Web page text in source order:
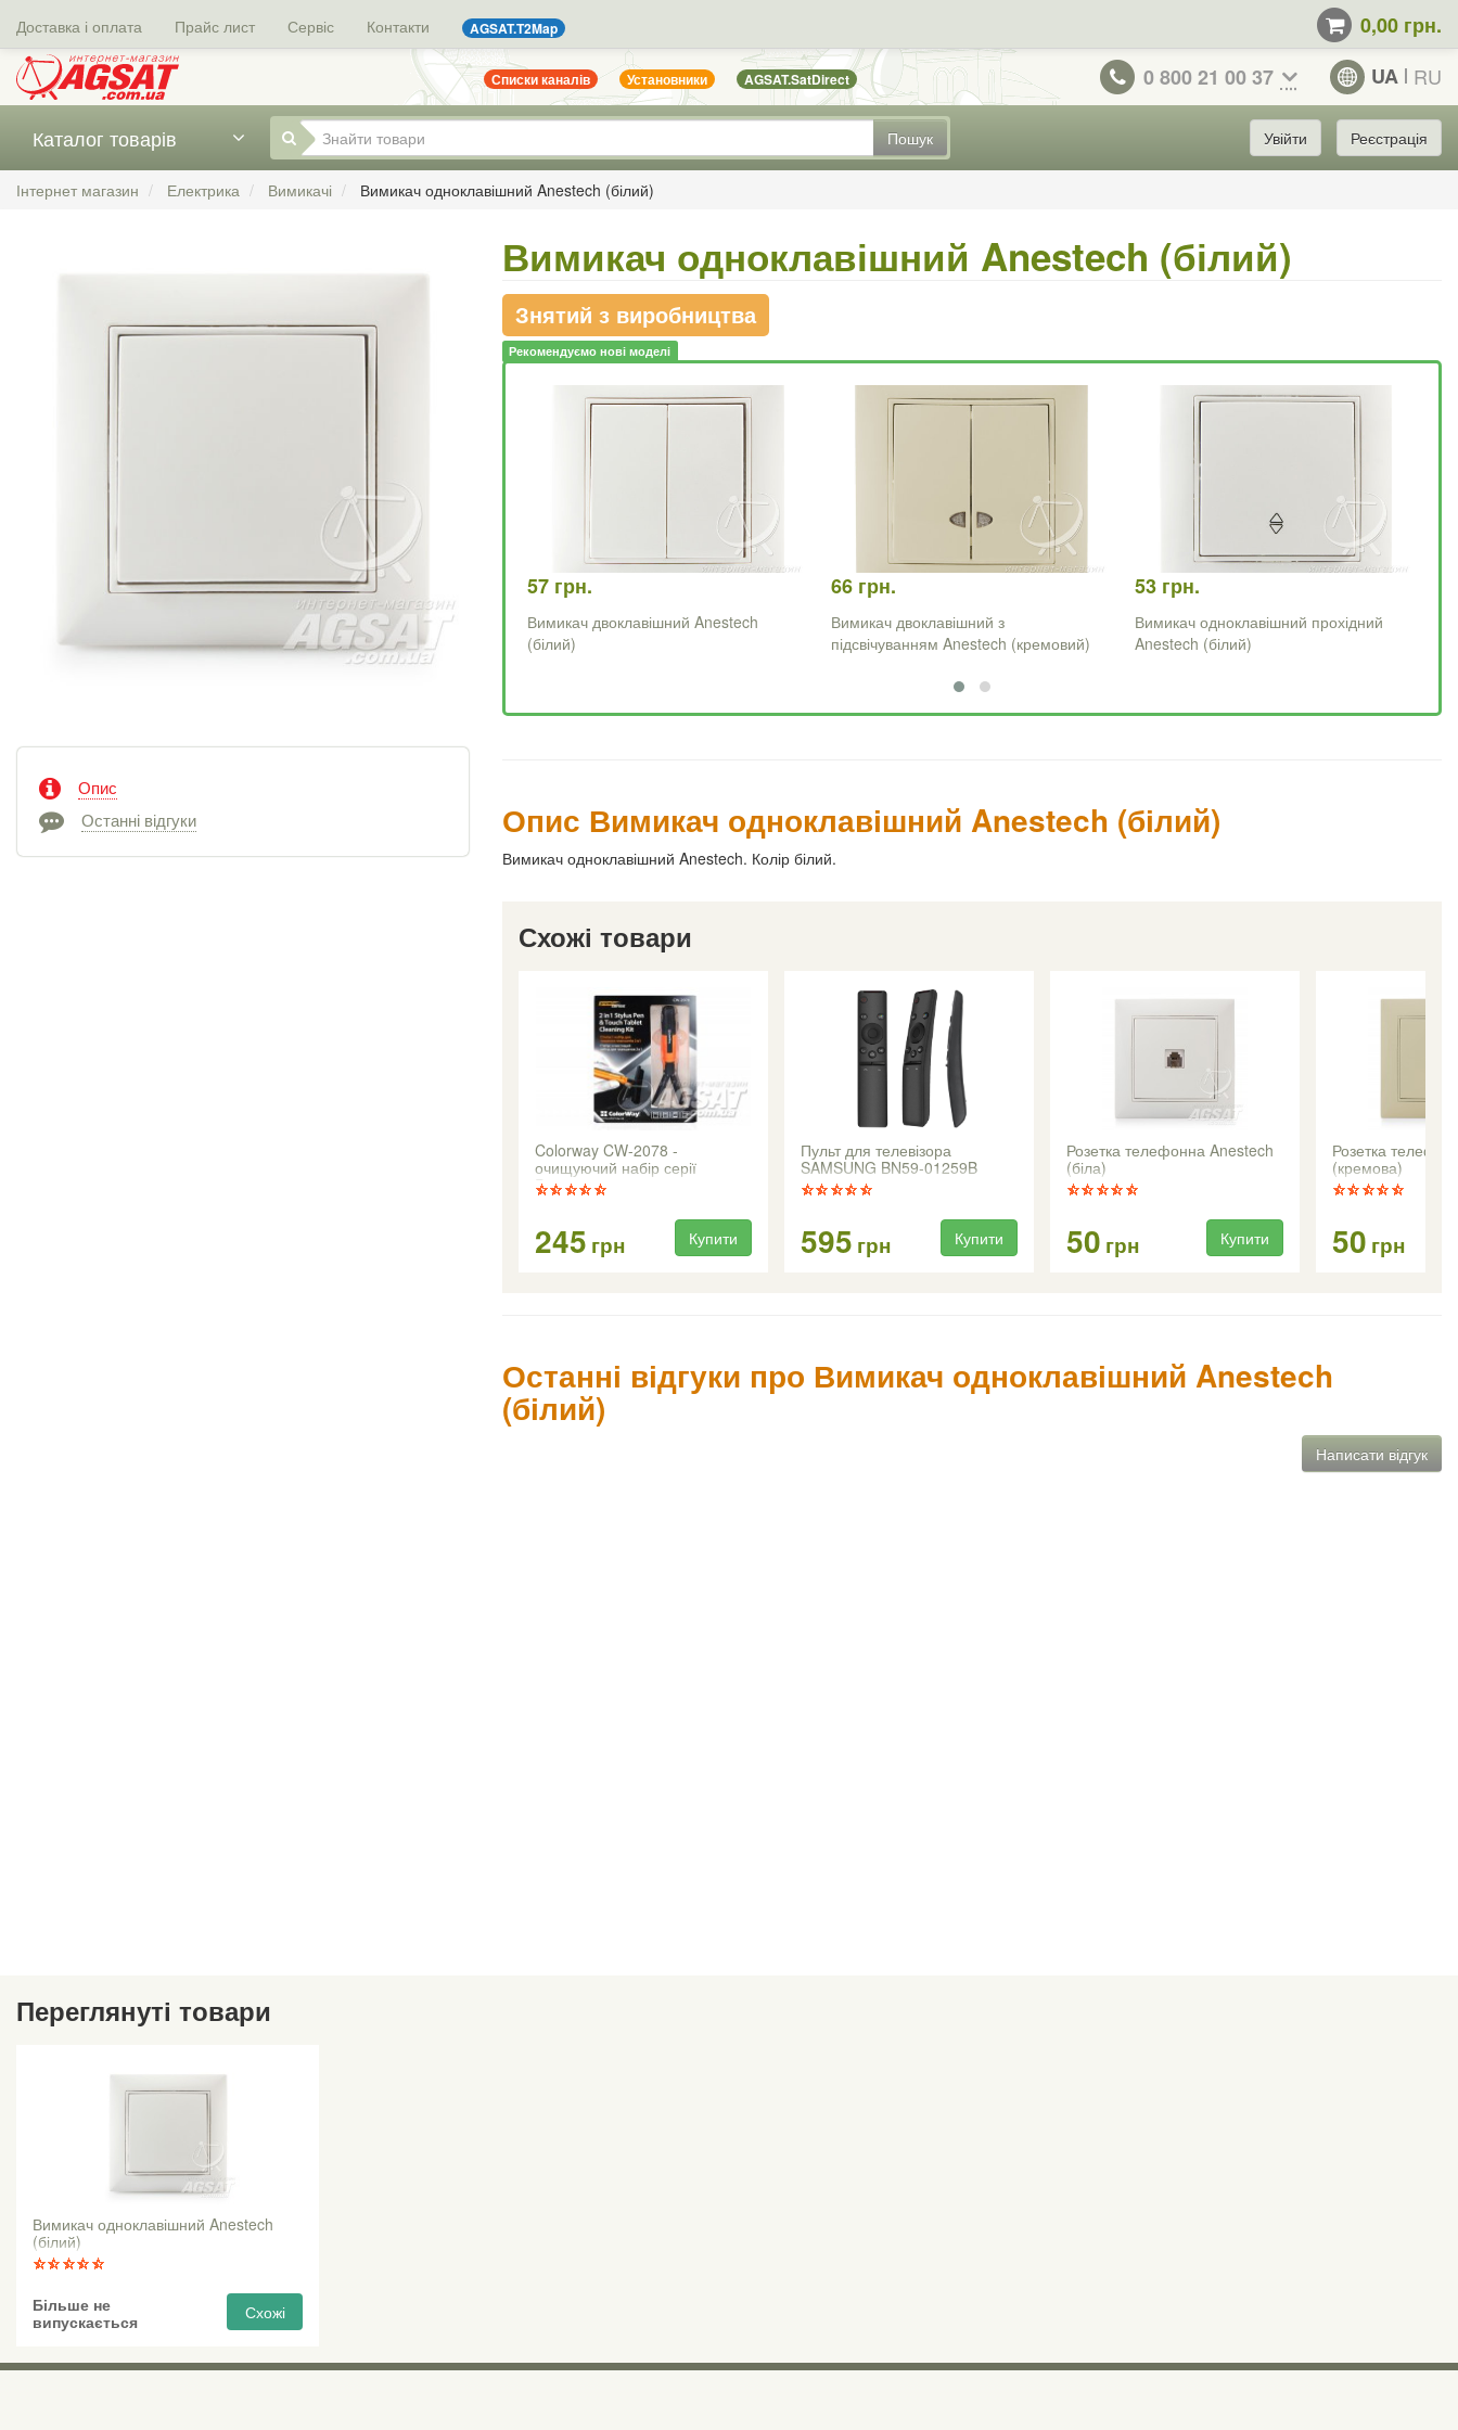
Доставка і оплата Прайс лист Сервіс Контакти AGSAT.T2Map 0,00 грн.
Списки каналів Установники AGSAT.SatDirect 0 800 21 00 37 UA RU
Пошук
Каталог товарів Увійти Реєстрація
Інтернет магазин Електрика Вимикачі Вимикач одноклавішний Anestech (білий)
Опис
Останні відгуки
Вимикач одноклавішний Anestech (білий)
Знятий з виробництва
Рекомендуємо нові моделі
57 грн.
Вимикач двоклавішний Anestech
(білий)
66 грн.
Вимикач двоклавішний з
підсвічуванням Anestech (кремовий)
53 грн.
Вимикач одноклавішний прохідний
Anestech (білий)
Опис Вимикач одноклавішний Anestech (білий)
Вимикач одноклавішний Anestech. Колір білий.
Схожі товари
Colorway CW-2078 -
очищуючий набір серії
Premium
245 грн Купити
Пульт для телевізора
SAMSUNG BN59-01259B
595 грн Купити
Розетка телефонна Anestech
(біла)
50 грн Купити
Розетка
(кремова)
50 грн
Останні відгуки про Вимикач одноклавішний Anestech
(білий)
Написати відгук
Переглянуті товари
Вимикач одноклавішний Anestech
(білий)
Більше не
випускається
Схожі